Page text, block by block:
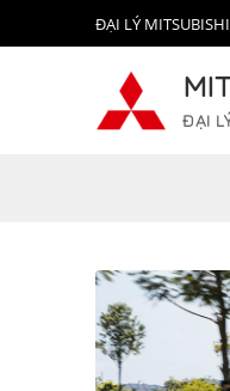
đến
ĐẠI LÝ
ĐẠI